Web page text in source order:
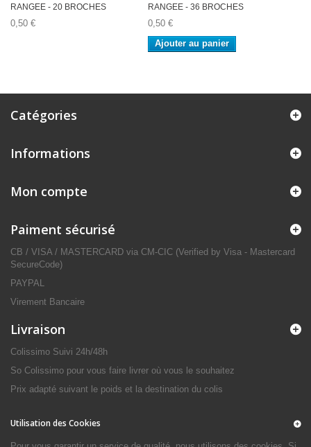
RANGEE - 20 BROCHES
0,50 €
RANGEE - 36 BROCHES
0,50 €
Ajouter au panier
Catégories
Informations
Mon compte
Paiment sécurisé
CB / VISA / MASTERCARD via CM-CIC (Verified by Visa - Mastercard
SecureCode)
PAYPAL
Virement Bancaire
Livraison
Colissimo Suivi 24h/48h
So Colissimo pour vous faire livrer où vous le souhaitez
Prix adapté suivant le poids et la destination du colis
Utilisation des Cookies